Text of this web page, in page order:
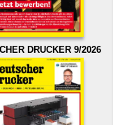
DRUCKER 9/2026